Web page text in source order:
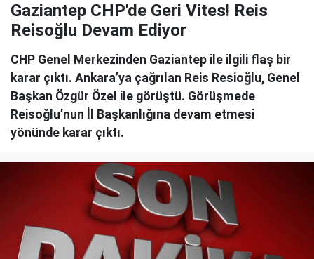
Gaziantep CHP'de Geri Vites! Reis
Reisoğlu Devam Ediyor
CHP Genel Merkezinden Gaziantep ile ilgili flaş bir
karar çıktı. Ankara’ya çağrılan Reis Resioğlu, Genel
Başkan Özgür Özel ile görüştü. Görüşmede
Reisoğlu’nun İl Başkanlığına devam etmesi
yönünde karar çıktı.